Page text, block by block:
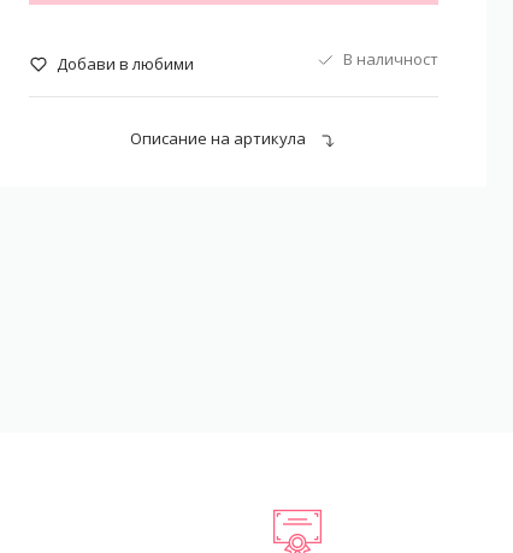
Добави в любими В наличност
Описание на артикула